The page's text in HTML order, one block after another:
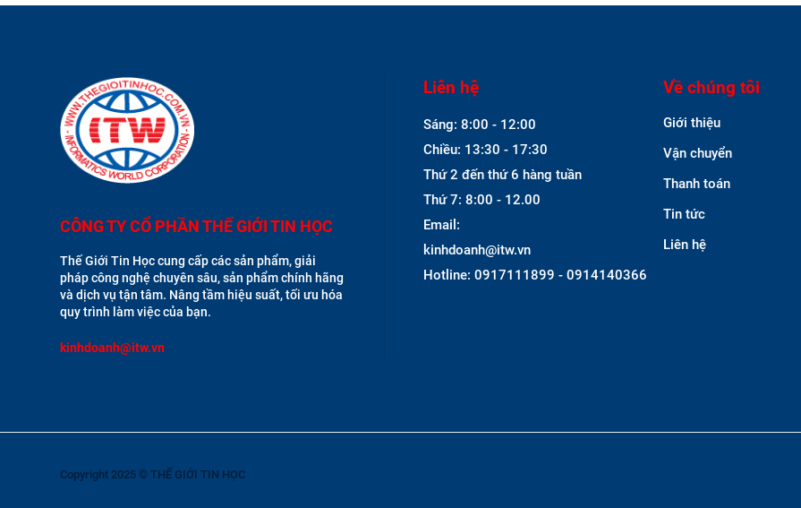
CÔNG TY CỔ PHẦN THẾ GIỚI TIN HỌC
Thế Giới Tin Học cung cấp các sản phẩm, giải
pháp công nghệ chuyên sâu, sản phẩm chính hãng
và dịch vụ tận tâm. Nâng tầm hiệu suất, tối ưu hóa
quy trình làm việc của bạn.
kinhdoanh@itw.vn
Liên hệ
Sáng: 8:00 - 12:00
Chiều: 13:30 - 17:30
Thứ 2 đến thứ 6 hàng tuần
Thứ 7: 8:00 - 12.00
Email:
kinhdoanh@itw.vn
Hotline: 0917111899 - 0914140366
Về chúng tôi
Giới thiệu
Vận chuyển
Thanh toán
Tin tức
Liên hệ
Copyright 2025 © THẾ GIỚI TIN HỌC